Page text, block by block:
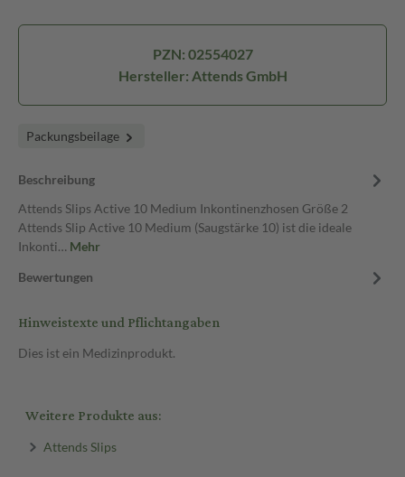
PZN: 02554027
Hersteller: Attends GmbH
Packungsbeilage
Beschreibung
Attends Slips Active 10 Medium Inkontinenzhosen Größe 2
Attends Slip Active 10 Medium (Saugstärke 10) ist die ideale
Inkonti… Mehr
Bewertungen
Hinweistexte und Pflichtangaben
Dies ist ein Medizinprodukt.
Weitere Produkte aus:
Attends Slips